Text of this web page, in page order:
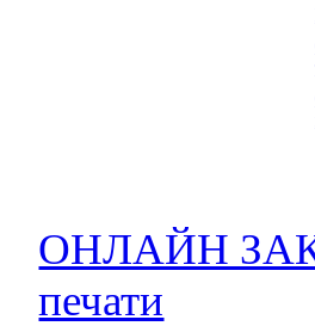
ОНЛАЙН
печати